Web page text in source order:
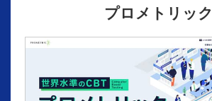
プロメトリック